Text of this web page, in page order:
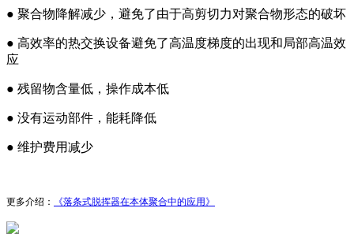
● 聚合物降解减少，避免了由于高剪切力对聚合物形态的破坏
● 高效率的热交换设备避免了高温度梯度的出现和局部高温效
应
● 残留物含量低，操作成本低
● 没有运动部件，能耗降低
● 维护费用减少
更多介绍： 《落条式脱挥器在本体聚合中的应用》